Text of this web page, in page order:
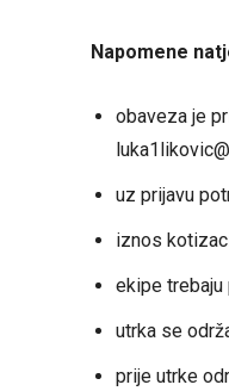
Napomene
obaveza je
uz prijavu
iznos
ekipe trebaju
utrka se
prije utrke